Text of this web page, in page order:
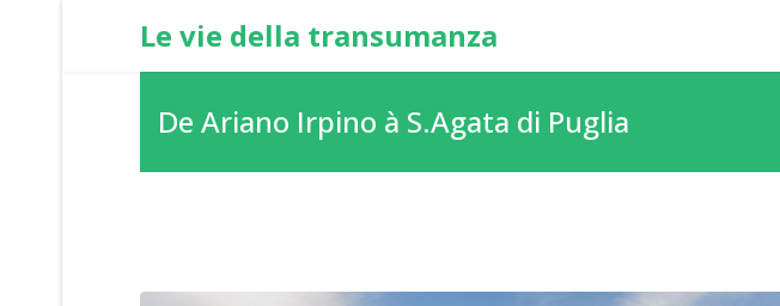
Le vie della transumanza
De Ariano Irpino à S.Agata di Puglia